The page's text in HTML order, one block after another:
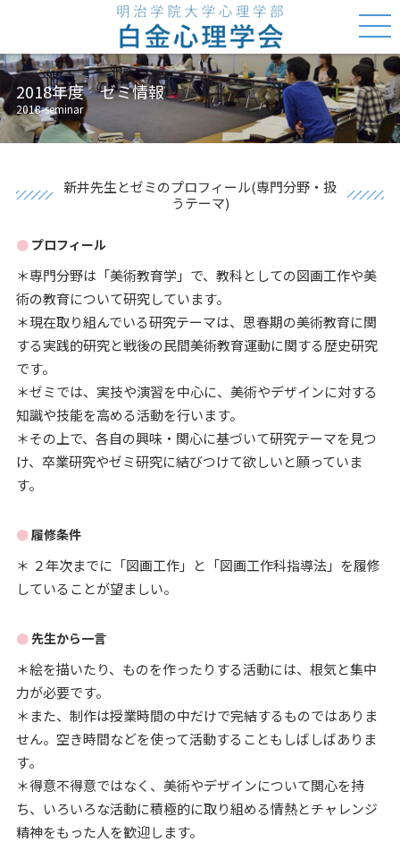
2018年度 ゼミ情報
2018-seminar
新井先生とゼミのプロフィール(専門分野・扱
うテーマ)
プロフィール
＊専門分野は「美術教育学」で、教科としての図画工作や美
術の教育について研究しています。
＊現在取り組んでいる研究テーマは、思春期の美術教育に関
する実践的研究と戦後の民間美術教育運動に関する歴史研究
です。
＊ゼミでは、実技や演習を中心に、美術やデザインに対する
知識や技能を高める活動を行います。
＊その上で、各自の興味・関心に基づいて研究テーマを見つ
け、卒業研究やゼミ研究に結びつけて欲しいと願っていま
す。
履修条件
＊ ２年次までに「図画工作」と「図画工作科指導法」を履修
していることが望ましい。
先生から一言
＊絵を描いたり、ものを作ったりする活動には、根気と集中
力が必要です。
＊また、制作は授業時間の中だけで完結するものではありま
せん。空き時間などを使って活動することもしばしばありま
す。
＊得意不得意ではなく、美術やデザインについて関心を持
ち、いろいろな活動に積極的に取り組める情熱とチャレンジ
精神をもった人を歓迎します。